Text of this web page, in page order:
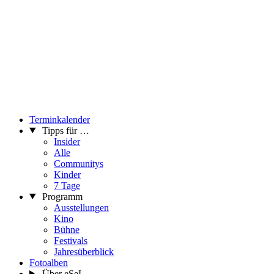
...Mehr lesen
Terminkalender
Tipps für …
Insider
Alle
Communitys
Kinder
7 Tage
Programm
Ausstellungen
Kino
Bühne
Festivals
Jahresüberblick
Fotoalben